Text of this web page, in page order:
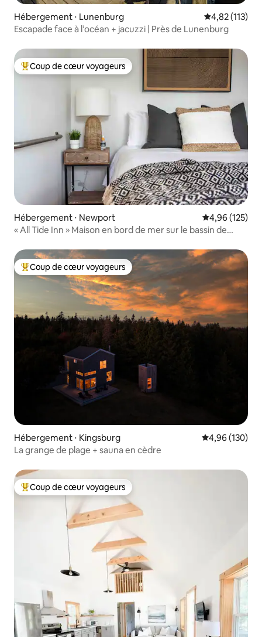
Hébergement ⋅ Lunenburg Évaluation
4,82 (113)
Escapade face à l’océan + jacuzzi | Près de Lunenburg
Coups de cœur voyageurs les plus appréciés
Coup de cœur voyageurs
Hébergement ⋅ Newport Évaluation
4,96 (125)
« All Tide Inn » Maison en bord de mer sur le bassin de
Coups de cœur voyageurs les plus appréciés
Coup de cœur voyageurs
Hébergement ⋅ Kingsburg Évaluation
4,96 (130)
La grange de plage + sauna en cèdre
Coups de cœur voyageurs les plus appréciés
Coup de cœur voyageurs